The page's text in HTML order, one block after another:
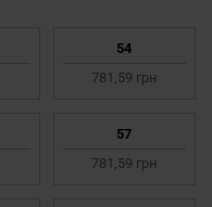
54
781,59 грн
57
781,59 грн